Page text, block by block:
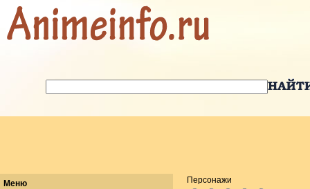
Персонажи
Меню